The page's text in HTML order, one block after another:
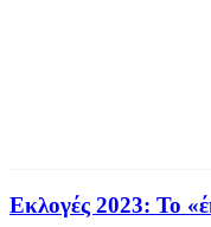
Εκλογές 2023: Το